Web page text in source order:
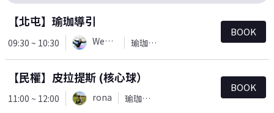
【北屯】瑜珈導引
09:30 ~ 10:30 Wendy 瑜珈＆皮拉提斯
BOOK
【民權】皮拉提斯 (核心球）
11:00 ~ 12:00 rona 瑜珈＆皮拉提斯
BOOK